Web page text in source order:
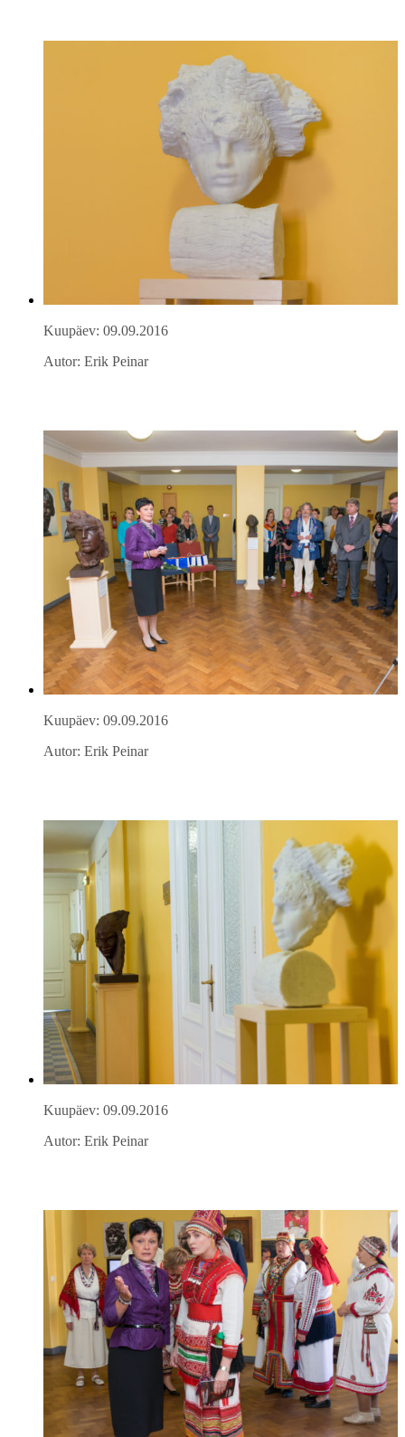
Kuupäev: 09.09.2016
Autor: Erik Peinar
Kuupäev: 09.09.2016
Autor: Erik Peinar
Kuupäev: 09.09.2016
Autor: Erik Peinar